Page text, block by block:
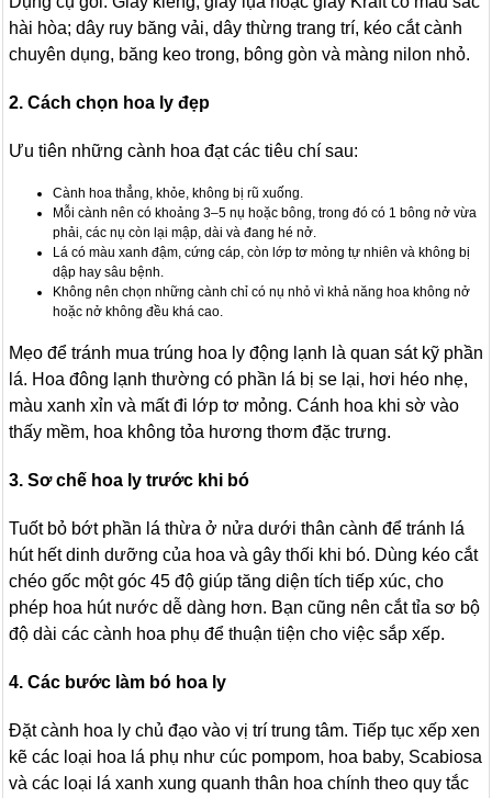
hài hòa; dây ruy băng vải, dây thừng trang trí, kéo cắt cành
chuyên dụng, băng keo trong, bông gòn và màng nilon nhỏ.
2. Cách chọn hoa ly đẹp
Ưu tiên những cành hoa đạt các tiêu chí sau:
Cành hoa thẳng, khỏe, không bị rũ xuống.
Mỗi cành nên có khoảng 3–5 nụ hoặc bông, trong đó có 1 bông nở vừa
phải, các nụ còn lại mập, dài và đang hé nở.
Lá có màu xanh đậm, cứng cáp, còn lớp tơ mỏng tự nhiên và không bị
dập hay sâu bệnh.
Không nên chọn những cành chỉ có nụ nhỏ vì khả năng hoa không nở
hoặc nở không đều khá cao.
Mẹo để tránh mua trúng hoa ly động lạnh là quan sát kỹ phần
lá. Hoa đông lạnh thường có phần lá bị se lại, hơi héo nhẹ,
màu xanh xỉn và mất đi lớp tơ mỏng. Cánh hoa khi sờ vào
thấy mềm, hoa không tỏa hương thơm đặc trưng.
3. Sơ chế hoa ly trước khi bó
Tuốt bỏ bớt phần lá thừa ở nửa dưới thân cành để tránh lá
hút hết dinh dưỡng của hoa và gây thối khi bó. Dùng kéo cắt
chéo gốc một góc 45 độ giúp tăng diện tích tiếp xúc, cho
phép hoa hút nước dễ dàng hơn. Bạn cũng nên cắt tỉa sơ bộ
độ dài các cành hoa phụ để thuận tiện cho việc sắp xếp.
4. Các bước làm bó hoa ly
Đặt cành hoa ly chủ đạo vào vị trí trung tâm. Tiếp tục xếp xen
kẽ các loại hoa lá phụ như cúc pompom, hoa baby, Scabiosa
và các loại lá xanh xung quanh thân hoa chính theo quy tắc